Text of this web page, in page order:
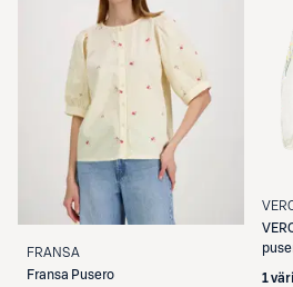
FRANSA
Fransa Pusero 1